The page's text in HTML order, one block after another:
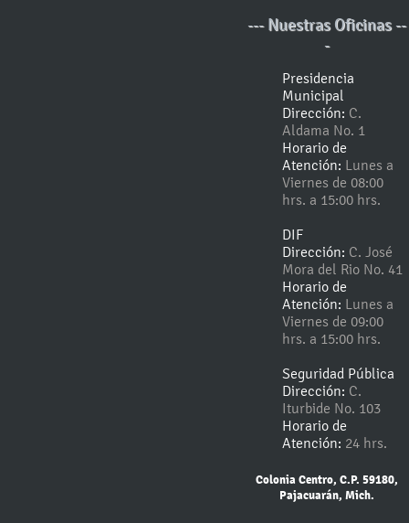
--- Nuestras Oficinas --
-
Presidencia
Municipal
Dirección: C.
Aldama No. 1
Horario de
Atención: Lunes a
Viernes de 08:00
hrs. a 15:00 hrs.
DIF
Dirección: C. José
Mora del Rio No. 41
Horario de
Atención: Lunes a
Viernes de 09:00
hrs. a 15:00 hrs.
Seguridad Pública
Dirección: C.
Iturbide No. 103
Horario de
Atención: 24 hrs.
Colonia Centro, C.P. 59180,
Pajacuarán, Mich.